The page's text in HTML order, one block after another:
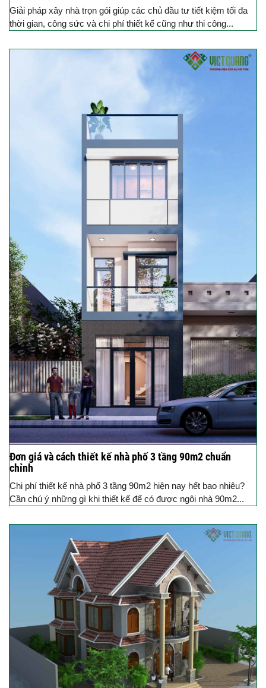
Giải pháp xây nhà trọn gói giúp các chủ đầu tư tiết kiệm tối đa
thời gian, công sức và chi phí thiết kế cũng như thi công...
Đơn giá và cách thiết kế nhà phố 3 tầng 90m2 chuẩn
chỉnh
Chi phí thiết kế nhà phố 3 tầng 90m2 hiện nay hết bao nhiêu?
Cần chú ý những gì khi thiết kế để có được ngôi nhà 90m2...